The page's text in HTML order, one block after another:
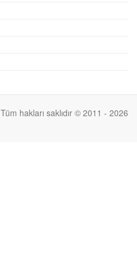
Tüm hakları saklıdır © 2011 - 2026